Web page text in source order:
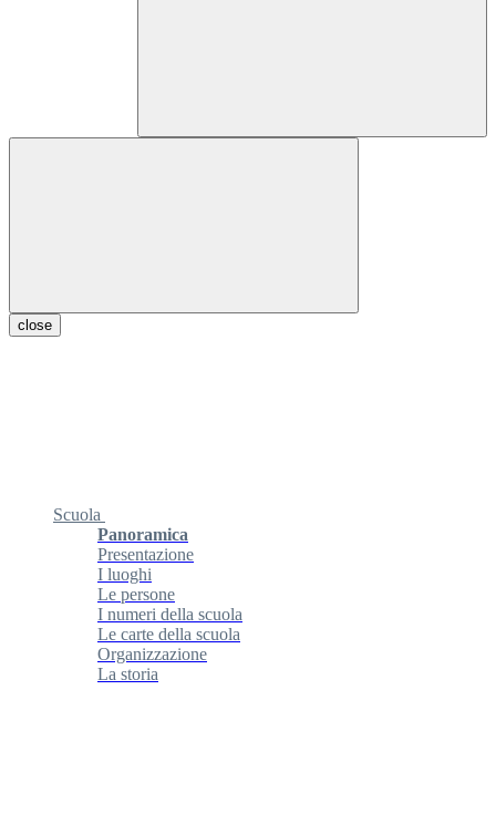
close
Scuola
Panoramica
Presentazione
I luoghi
Le persone
I numeri della scuola
Le carte della scuola
Organizzazione
La storia